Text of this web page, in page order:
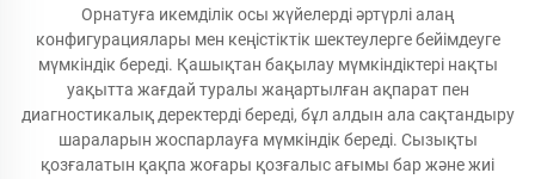
Орнатуға икемділік осы жүйелерді әртүрлі алаң
конфигурациялары мен кеңістіктік шектеулерге бейімдеуге
мүмкіндік береді. Қашықтан бақылау мүмкіндіктері нақты
уақытта жағдай туралы жаңартылған ақпарат пен
диагностикалық деректерді береді, бұл алдын ала сақтандыру
шараларын жоспарлауға мүмкіндік береді. Сызықты
қозғалатын қақпа жоғары қозғалыс ағымы бар және жиі